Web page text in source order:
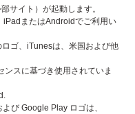
サイト）が起動します。
iPadまたはAndroidでご利用い
ゴ、iTunesは、米国および他
ンスに基づき使用されていま
び Google Play ロゴは、